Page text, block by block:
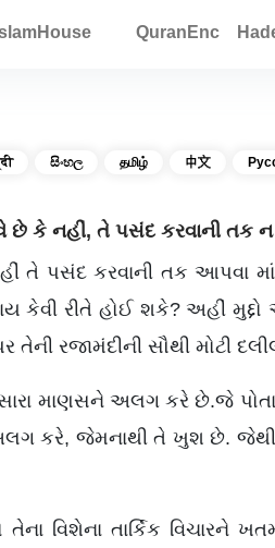
QuranEnc
සිංහල தமிழ் 中文
છે કે નહીં, તે પસંદ કરવાની તક
તે પસંદ કરવાની તક આપવા
કેવી રીતે હોઈ શકે? અહીં
રજામંદીની સૌથી મોટી
માણસને અલગ કરે છે.જે
કરે, જેમનાથી તે ખુશ છે. જેથી
વિશેના તાર્કિક વિચારને